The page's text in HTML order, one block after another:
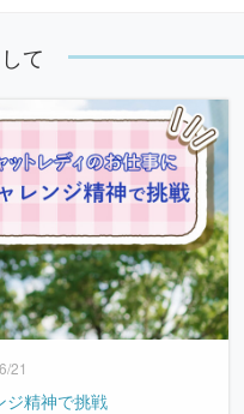
て
21
ジ精神で挑戦